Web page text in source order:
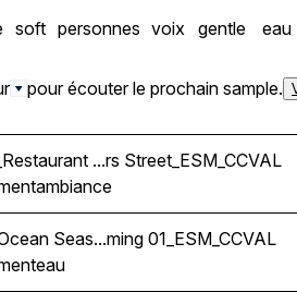
Public Space * Game-
soft personnes voix gentle eau
pour écouter le prochain sample.
Ext Outdoor Street Side
...rs Street_ESM_CCVAL
ambiance
Seaside By Dock Water Small
Seas...ming 01_ESM_CCVAL
eau